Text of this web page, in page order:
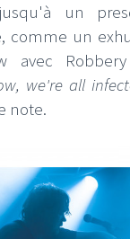
un
comme un
avec
we're all
note.